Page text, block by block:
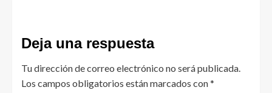
Deja una respuesta
Tu dirección de correo electrónico no será publicada.
Los campos obligatorios están marcados con*